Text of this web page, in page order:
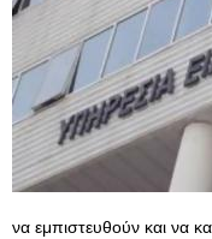
να εμπιστευθούν και να